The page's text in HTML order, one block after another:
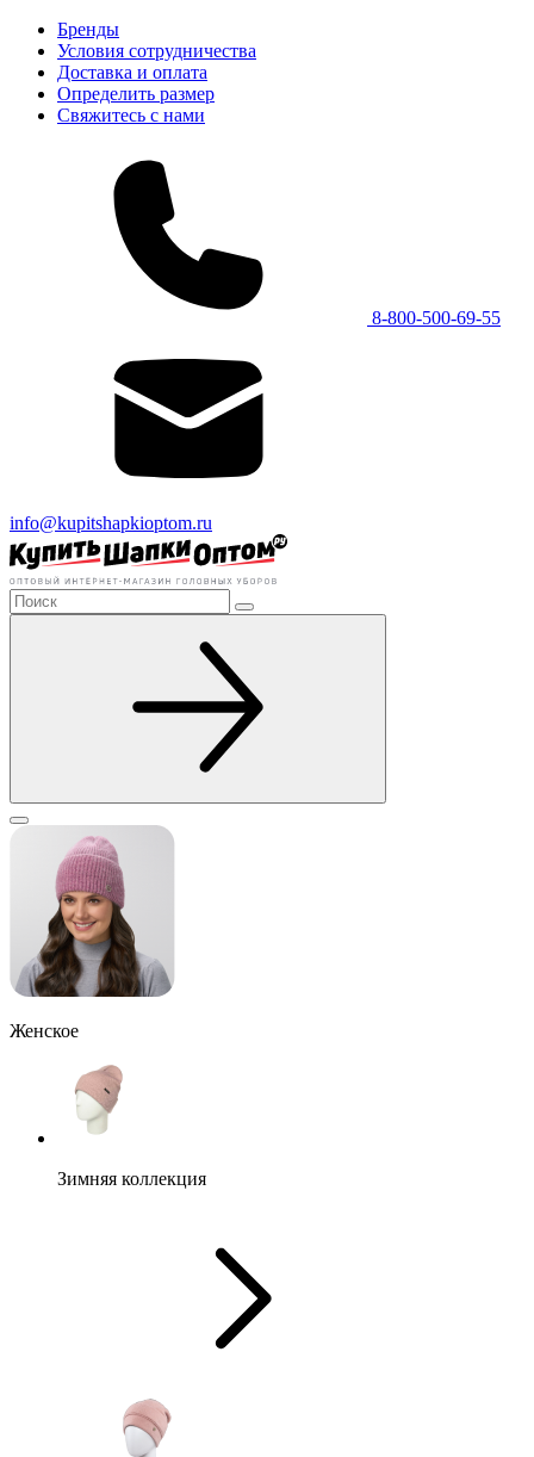
Бренды
Условия сотрудничества
Доставка и оплата
Определить размер
Свяжитесь с нами
8-800-500-69-55
info@kupitshapkioptom.ru
Женское
Зимняя коллекция